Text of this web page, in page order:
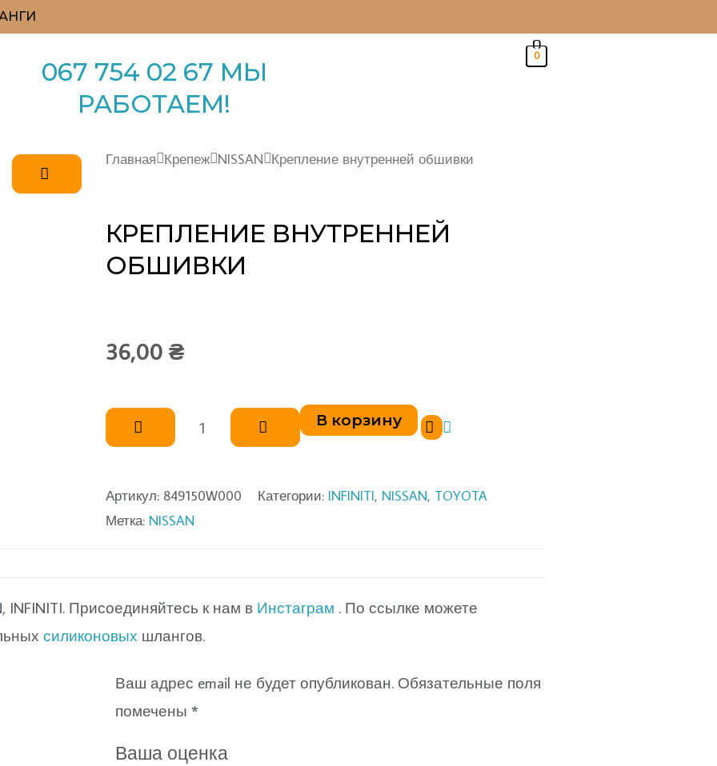
067 754 02 67 МЫ
РАБОТАЕМ!
0
Главная Крепеж NISSAN Крепление внутренней обшивки
КРЕПЛЕНИЕ ВНУТРЕННЕЙ
ОБШИВКИ
36,00 ₴
Количество
товара
внутренней
обшивки
В корзину
Артикул: 849150W000 Категории: INFINITI, NISSAN, TOYOTA
Метка: NISSAN
INFINITI. Присоединяйтесь к нам в Инстаграм . По ссылке можете
силиконовых шлангов.
Ваш адрес email не будет опубликован. Обязательные поля
помечены*
Ваша оценка